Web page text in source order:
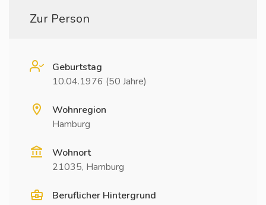
Zur Person
Geburtstag
10.04.1976 (50 Jahre)
Wohnregion
Hamburg
Wohnort
21035, Hamburg
Beruflicher Hintergrund